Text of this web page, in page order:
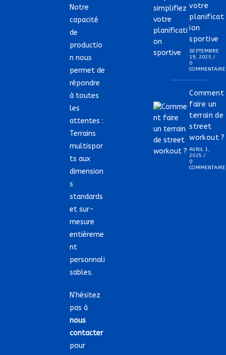
Notre
capacité
de
productio
n nous
permet de
répondre
à toutes
les
attentes :
Terrains
multispor
ts aux
dimension
s
standards
et sur-
mesure
entièreme
nt
personnali
sables.
N'hésitez
pas à
nous
contacter
pour
votre
planificat
ion
sportive
SEPTEMBRE
19, 2025 /
0
COMMENTAIRE
Comment
faire un
terrain de
street
workout ?
AVRIL 1,
2025 /
0
COMMENTAIRE